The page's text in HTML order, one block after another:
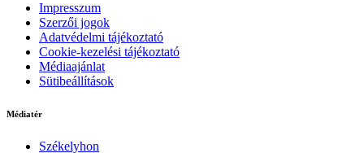
Impresszum
Szerzői jogok
Adatvédelmi tájékoztató
Cookie-kezelési tájékoztató
Médiaajánlat
Sütibeállítások
Médiatér
Székelyhon